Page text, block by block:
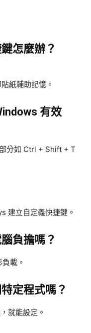
怎麼辦？
紙輔助記憶。
有效
分如 Ctrl + Shift + T
建立自定義快捷鍵。
負擔嗎？
載。
定程式嗎？
就能設定。